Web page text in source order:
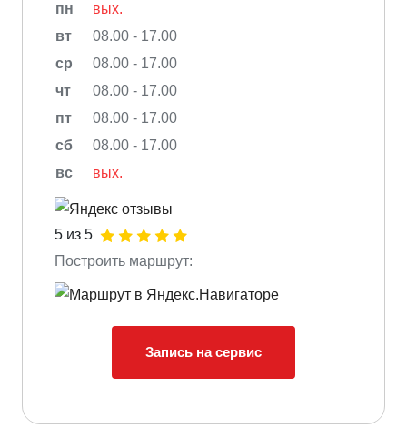
пн
вых.
вт
08.00 - 17.00
ср
08.00 - 17.00
чт
08.00 - 17.00
пт
08.00 - 17.00
сб
08.00 - 17.00
вс
вых.
5 из 5
Построить маршрут:
Запись на сервис